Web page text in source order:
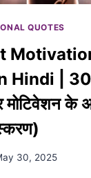
QUOTES
Hindi |
के
30, 2025